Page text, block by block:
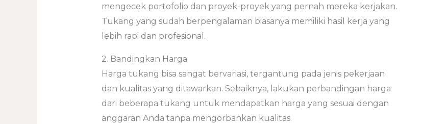
mengecek portofolio dan proyek-proyek yang pernah mereka kerjakan.
Tukang yang sudah berpengalaman biasanya memiliki hasil kerja yang
lebih rapi dan profesional.
2. Bandingkan Harga
Harga tukang bisa sangat bervariasi, tergantung pada jenis pekerjaan
dan kualitas yang ditawarkan. Sebaiknya, lakukan perbandingan harga
dari beberapa tukang untuk mendapatkan harga yang sesuai dengan
anggaran Anda tanpa mengorbankan kualitas.